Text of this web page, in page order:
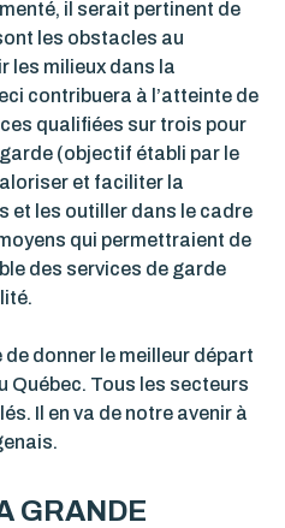
il serait pertinent de
les obstacles au
les milieux dans la
contribuera à l’atteinte de
qualifiées sur trois pour
garde (objectif établi par le
et faciliter la
et les outiller dans le cadre
qui permettraient de
des services de garde
donner le meilleur départ
Québec. Tous les secteurs
Il en va de notre avenir à
GRANDE